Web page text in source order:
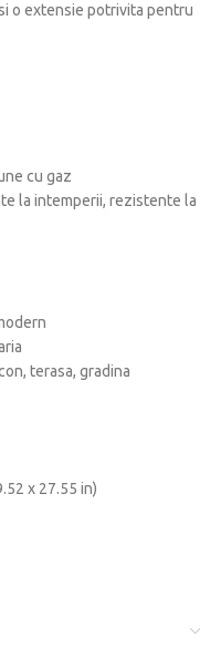
o extensie potrivita pentru
cu gaz
la intemperii, rezistente la
terasa, gradina
x 27.55 in)